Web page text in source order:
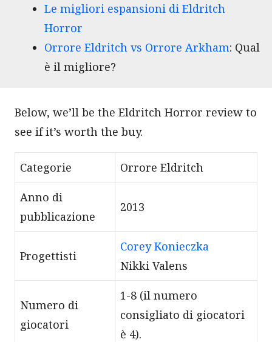
Le migliori espansioni di Eldritch
Horror
Orrore Eldritch vs Orrore Arkham: Qual
è il migliore?
Below, we’ll be the Eldritch Horror review to
see if it’s worth the buy.
Categorie Orrore Eldritch
Anno di
pubblicazione
2013
Progettisti
Corey Konieczka
Nikki Valens
Numero di
giocatori
1-8 (il numero
consigliato di giocatori
è 4).